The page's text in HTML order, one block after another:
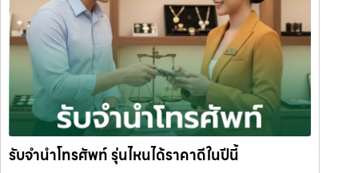
รับจำนำโทรศัพท์ รุ่นไหนได้ราคาดีในปีนี้